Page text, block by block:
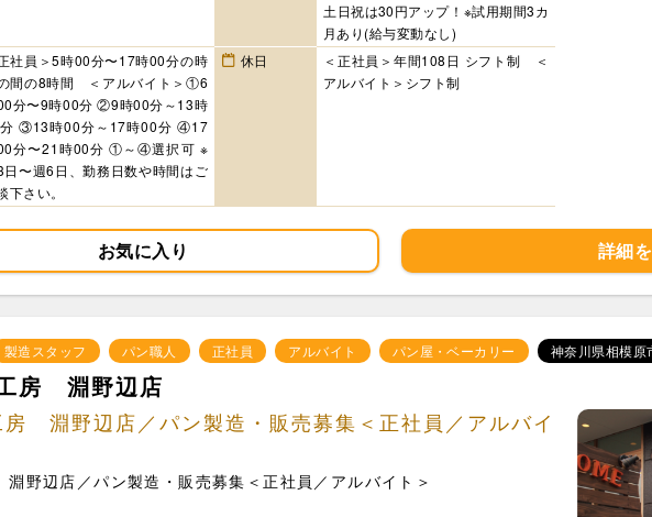
土日祝は30円アップ！※試用期間3カ
月あり(給与変動なし)
社員＞5時00分〜17時00分の時
間の8時間 ＜アルバイト＞①6
分〜9時00分 ②9時00分～13時
③13時00分～17時00分 ④17
分〜21時00分 ①～④選択可 ※
日〜週6日、勤務日数や時間はご
下さい。
休日
＜正社員＞年間108日 シフト制 ＜
アルバイト＞シフト制
お気に入り 詳細
製造スタッフ パン職人 正社員 アルバイト パン屋・ベーカリー 神奈川県相模原
房 淵野辺店
淵野辺店／パン製造・販売募集＜正社員／アルバイ
野辺店／パン製造・販売募集＜正社員／アルバイト＞